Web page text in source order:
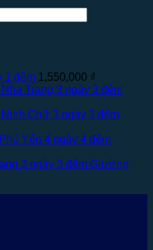
1 đêm 1,550,000 ₫
Trang 3 ngày 3 đêm
Chữ 3 ngày 3 đêm
Yên 4 ngày 4 đêm
3 ngày 3 đêm Giường